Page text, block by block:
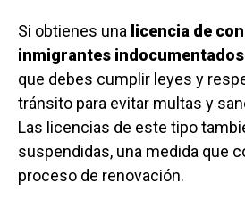
Si obtienes una licencia de
inmigrantes indocumentados
que debes cumplir leyes y
tránsito para evitar multas y
Las licencias de este tipo
suspendidas, una medida que
proceso de renovación.